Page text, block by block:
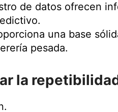
de datos ofrecen
una base
pesada.
la